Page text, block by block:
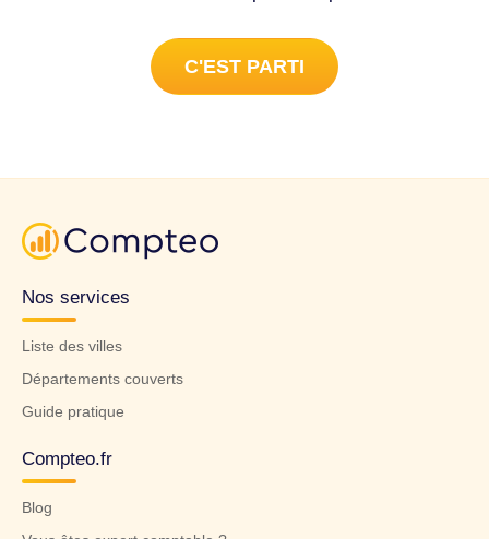
C'EST PARTI
Nos services
Liste des villes
Départements couverts
Guide pratique
Compteo.fr
Blog